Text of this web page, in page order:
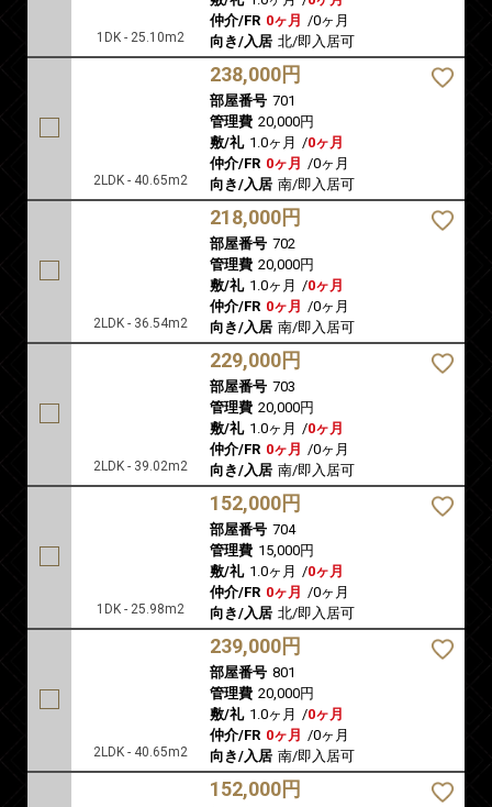
1DK - 25.10m2
仲介/FR 0ヶ月 /0ヶ月
向き/入居 北/即入居可
2LDK - 40.65m2
238,000円
部屋番号 701
管理費 20,000円
敷/礼 1.0ヶ月 /0ヶ月
仲介/FR 0ヶ月 /0ヶ月
向き/入居 南/即入居可
2LDK - 36.54m2
218,000円
部屋番号 702
管理費 20,000円
敷/礼 1.0ヶ月 /0ヶ月
仲介/FR 0ヶ月 /0ヶ月
向き/入居 南/即入居可
2LDK - 39.02m2
229,000円
部屋番号 703
管理費 20,000円
敷/礼 1.0ヶ月 /0ヶ月
仲介/FR 0ヶ月 /0ヶ月
向き/入居 南/即入居可
1DK - 25.98m2
152,000円
部屋番号 704
管理費 15,000円
敷/礼 1.0ヶ月 /0ヶ月
仲介/FR 0ヶ月 /0ヶ月
向き/入居 北/即入居可
2LDK - 40.65m2
239,000円
部屋番号 801
管理費 20,000円
敷/礼 1.0ヶ月 /0ヶ月
仲介/FR 0ヶ月 /0ヶ月
向き/入居 南/即入居可
152,000円